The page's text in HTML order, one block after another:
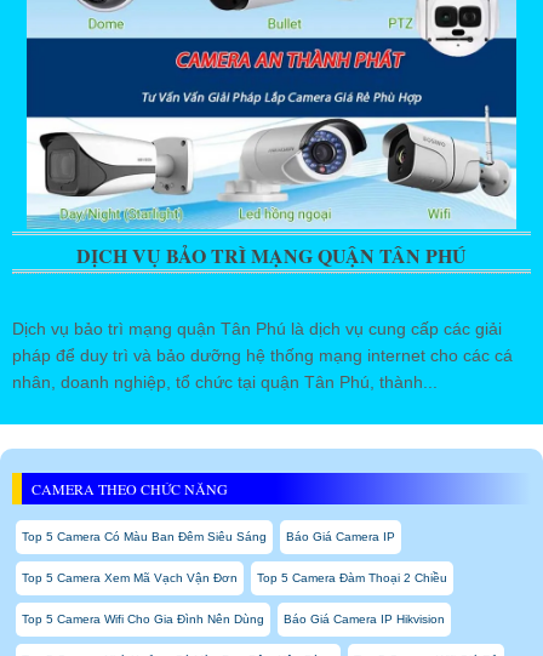
DỊCH VỤ BẢO TRÌ MẠNG QUẬN TÂN PHÚ
Dịch vụ bảo trì mạng quận Tân Phú là dịch vụ cung cấp các giải
pháp để duy trì và bảo dưỡng hệ thống mạng internet cho các cá
nhân, doanh nghiệp, tổ chức tại quận Tân Phú, thành...
CAMERA THEO CHỨC NĂNG
Top 5 Camera Có Màu Ban Đêm Siêu Sáng Báo Giá Camera IP
Top 5 Camera Xem Mã Vạch Vận Đơn Top 5 Camera Đàm Thoại 2 Chiều
Top 5 Camera Wifi Cho Gia Đình Nên Dùng Báo Giá Camera IP Hikvision